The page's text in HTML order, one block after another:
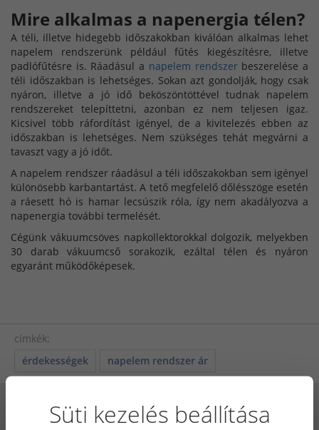
Mire alkalmas a napenergia télen?
A téli, illetve hidegebb időszakokban kiválóan alkalmas lehet
napelem rendszerünk például fűtés kiegészítésre, illetve
padlófűtésre is. Ráadásul a napelem rendszerbeszerelése a
téli időszakban is lehetséges. Sokan azt gondolják, hogy csak
nyáron, illetve a jó idő beköszöntöttével tudnak napelem
rendszereket telepíttetni, azonban ez nem teljesen igaz.
Kicsivel több ráfordítást igényel, de a kivitelezés ebben az
időszakban is lehetséges. Nem szükséges tehát megvárni a
tavaszt vagy a jó időt.
A napelem rendszer ráadásul a téli időszakokban sem igényel
különösebb karbantartást. A tető megfelelő dőlésszöge esetén
a ráesett hó is hamar lecsúszik róla, így nem akadályozva a
napenergia további termelését.
Cégünk vákuumcsöves napkollektorokkal dolgozik, melyekben
30 darab vákuumcső sorakozik, ezáltal télen és nyáron
egyaránt működőképesek.
címkék:
érdekességek
napelem rendszer ár
Süti kezelés beállítása